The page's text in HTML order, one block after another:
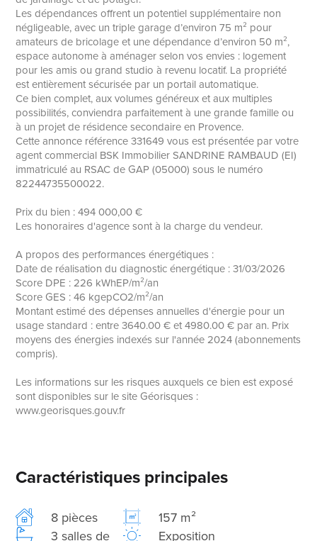
Les dépendances offrent un potentiel supplémentaire non
négligeable, avec un triple garage d’environ 75 m² pour
amateurs de bricolage et une dépendance d’environ 50 m²,
espace autonome à aménager selon vos envies : logement
pour les amis ou grand studio à revenu locatif. La propriété
est entièrement sécurisée par un portail automatique.
Ce bien complet, aux volumes généreux et aux multiples
possibilités, conviendra parfaitement à une grande famille ou
à un projet de résidence secondaire en Provence.
Cette annonce référence 331649 vous est présentée par votre
agent commercial BSK Immobilier SANDRINE RAMBAUD (EI)
immatriculé au RSAC de GAP (05000) sous le numéro
82244735500022.
Prix du bien : 494 000,00 €
Les honoraires d'agence sont à la charge du vendeur.
A propos des performances énergétiques :
Date de réalisation du diagnostic énergétique : 31/03/2026
Score DPE : 226 kWhEP/m²/an
Score GES : 46 kgepCO2/m²/an
Montant estimé des dépenses annuelles d'énergie pour un
usage standard : entre 3640.00 € et 4980.00 € par an. Prix
moyens des énergies indexés sur l'année 2024 (abonnements
compris).
Les informations sur les risques auxquels ce bien est exposé
sont disponibles sur le site Géorisques :
www.georisques.gouv.fr
Caractéristiques principales
8 pièces
157 m²
3 salles de
Exposition